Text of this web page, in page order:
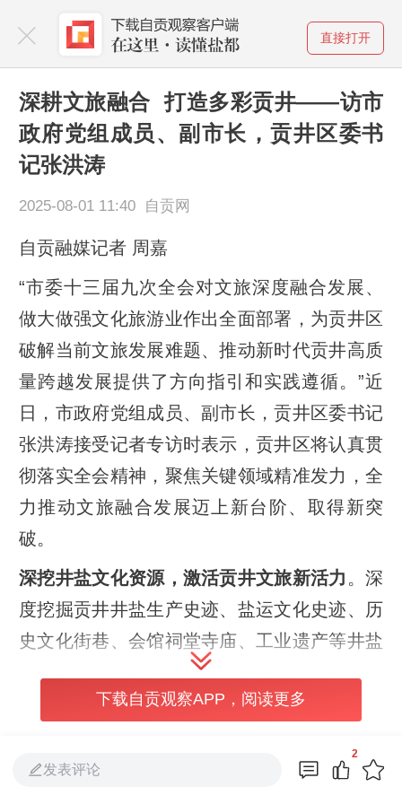
直接打开
深耕文旅融合 打造多彩贡井——访市
政府党组成员、副市长，贡井区委书
记张洪涛
2025-08-01 11:40 自贡网
自贡融媒记者 周嘉
“市委十三届九次全会对文旅深度融合发展、
做大做强文化旅游业作出全面部署，为贡井区
破解当前文旅发展难题、推动新时代贡井高质
量跨越发展提供了方向指引和实践遵循。”近
日，市政府党组成员、副市长，贡井区委书记
张洪涛接受记者专访时表示，贡井区将认真贯
彻落实全会精神，聚焦关键领域精准发力，全
力推动文旅融合发展迈上新台阶、取得新突
破。
深挖井盐文化资源，激活贡井文旅新活力 。深
度挖掘贡井井盐生产史迹、盐运文化史迹、历
史文化街巷、会馆祠堂寺庙、工业遗产等井盐
文化，以公井古城井盐文化旅游区建设为核心
抓手，加快老街河街历史文化街区“专精特
目建设；持续实施文物建筑修缮保护三年行
下载自贡观察APP，阅读更多
发表评论
2